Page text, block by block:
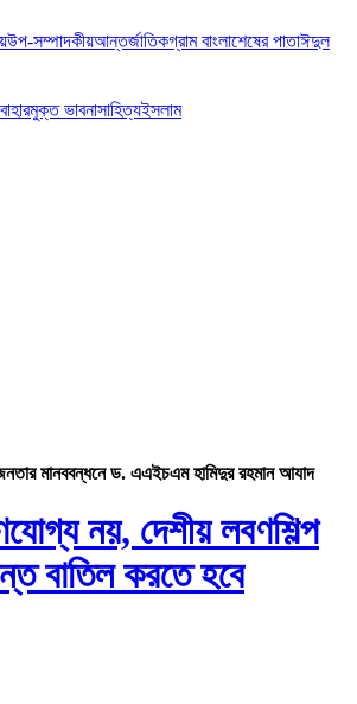
উপ-সম্পাদকীয়আন্তর্জাতিকগ্রাম বাংলাশেষের পাতাঈদুল
মুক্ত ভাবনাসাহিত্যইসলাম
মানববন্ধনে ড. এএইচএম হামিদুর রহমান আযাদ
নয়, দেশীয় লবণশিল্প
বাতিল করতে হবে